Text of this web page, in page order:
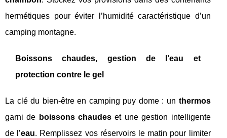
hermétiques pour éviter l’humidité caractéristique d’un
camping montagne.
Boissons chaudes, gestion de l’eau et
protection contre le gel
La clé du bien-être en camping puy dome : un thermos
garni de boissons chaudes et une gestion intelligente
de l’eau. Remplissez vos réservoirs le matin pour limiter